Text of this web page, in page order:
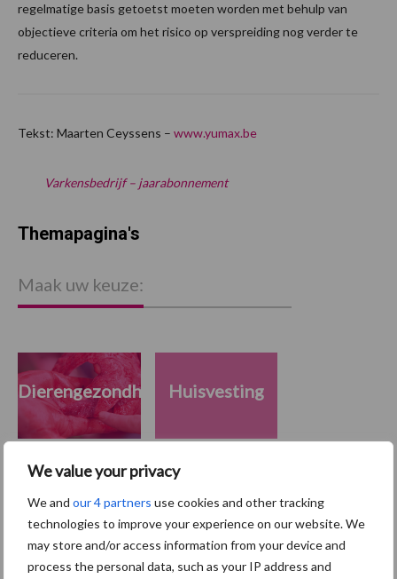
We value your privacy
We and our 4 partners use cookies and other tracking
technologies to improve your experience on our website. We
may store and/or access information from your device and
process the personal data, such as your IP address and
regelmatige basis getoetst moeten worden met behulp van
objectieve criteria om het risico op verspreiding nog verder te
reduceren.
Tekst: Maarten Ceyssens – www.yumax.be
Varkensbedrijf – jaarabonnement
Themapagina's
Maak uw keuze:
Dierengezondheid Huisvesting
Toon meer